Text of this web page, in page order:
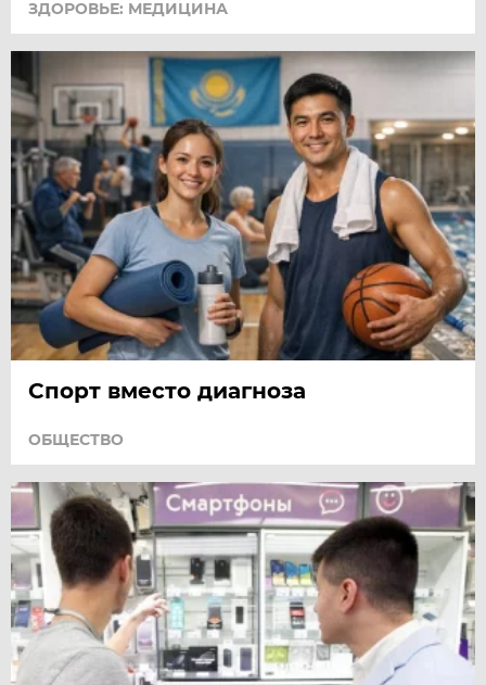
ЗДОРОВЬЕ: МЕДИЦИНА
Спорт вместо диагноза
ОБЩЕСТВО